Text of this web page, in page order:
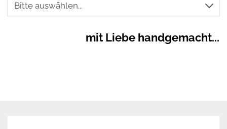
mit Liebe handgemacht...